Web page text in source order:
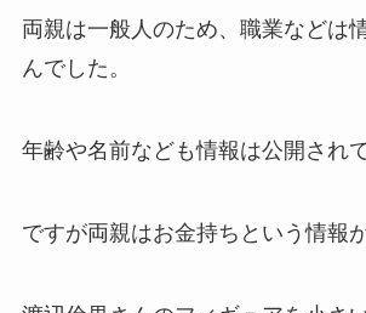
両親は一般人のため、職業などは
んでした。
年齢や名前なども情報は公開され
ですが両親はお金持ちという情報